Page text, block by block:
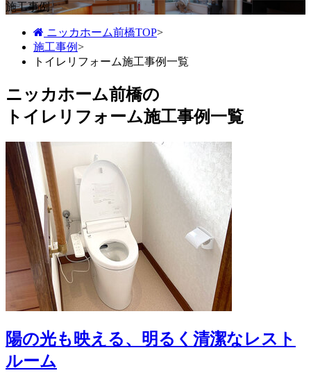
施工事例
ニッカホーム前橋TOP>
施工事例>
トイレリフォーム施工事例一覧
ニッカホーム前橋の
トイレリフォーム施工事例一覧
陽の光も映える、明るく清潔なレスト
ルーム